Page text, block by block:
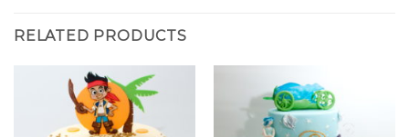
RELATED PRODUCTS